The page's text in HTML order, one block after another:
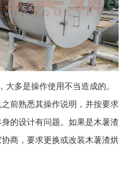
多是操作使用不当造成的。
前熟悉其操作说明，并按要求
的设计有问题。如果是木薯渣
商，要求更换或改装木薯渣烘